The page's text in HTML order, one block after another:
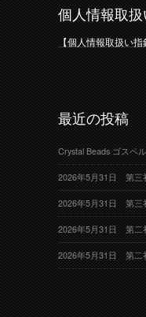
個人情報取
【個人情報取扱い
最近の投稿
Crystal Beads ゴスペ
2026年5月31日 第
2026年5月31日 第
2026年5月31日 第
2026年5月31日 第